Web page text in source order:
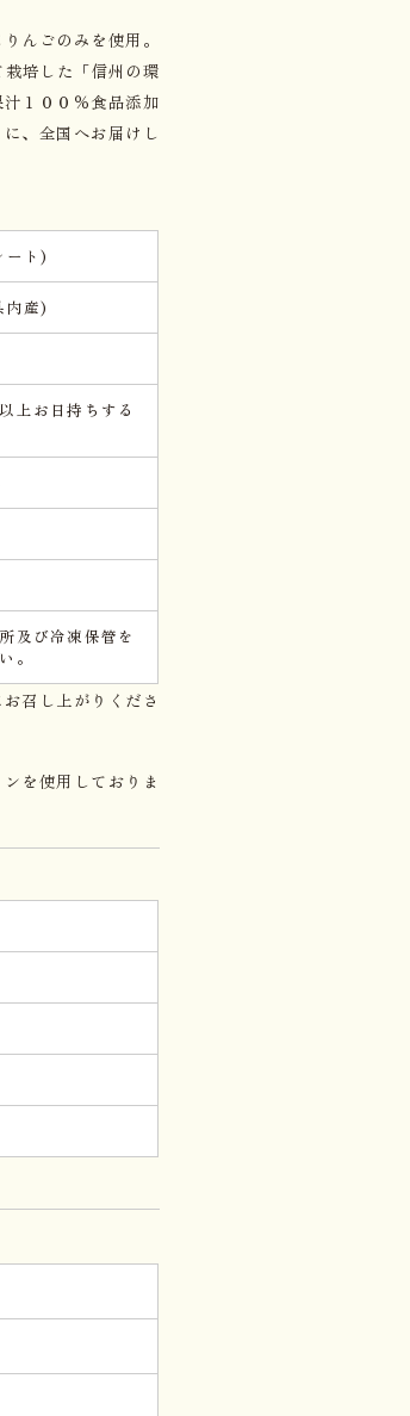
んごのみを使用。
培した「信州の環
１００％食品添加
、全国へお届けし
ート)
内産)
上お日持ちする
及び冷凍保管を
。
召し上がりくださ
を使用しておりま